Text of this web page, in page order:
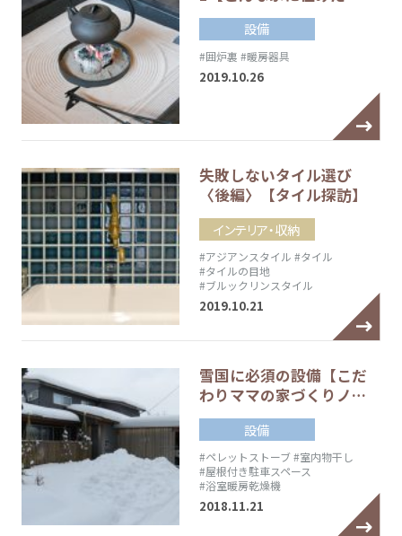
設備
#囲炉裏 #暖房器具
2019.10.26
失敗しないタイル選び
〈後編〉【タイル探訪】
インテリア・収納
#アジアンスタイル #タイル
#タイルの目地
#ブルックリンスタイル
2019.10.21
雪国に必須の設備【こだ
わりママの家づくりノ…
設備
#ペレットストーブ#室内物干し
#屋根付き駐車スペース
#浴室暖房乾燥機
2018.11.21